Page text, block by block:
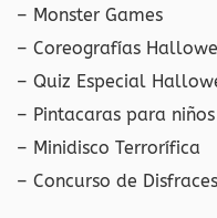
– Monster Games
– Coreografías
– Quiz Especial
– Pintacaras para niños
– Minidisco Terrorífica
– Concurso de Disfraces